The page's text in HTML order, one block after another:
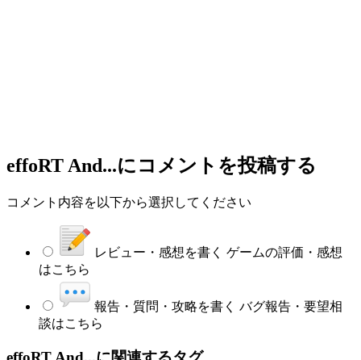
effoRT And...にコメントを投稿する
コメント内容を以下から選択してください
レビュー・感想を書く ゲームの評価・感想
はこちら
報告・質問・攻略を書く バグ報告・要望相
談はこちら